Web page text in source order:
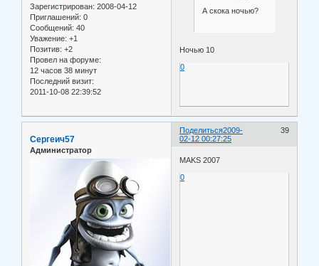
Зарегистрирован: 2008-04-12
Приглашений: 0
Сообщений: 40
Уважение: +1
Позитив: +2
Провел на форуме:
12 часов 38 минут
Последний визит:
2011-10-08 22:39:52
А скока ночью?
Ночью 10
0
Поделиться 39
2009-
02-12 00:27:25
Сергеич57
Администратор
MAKS 2007
0